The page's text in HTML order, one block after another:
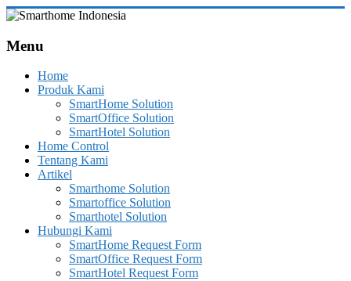
Skip
content
Indonesia
Leading
System
Consultant
Home,
Office
Automation
Menu
Home
Produk Kami
SmartHome Solution
SmartOffice Solution
SmartHotel Solution
Home Control
Tentang Kami
Artikel
Smarthome Solution
Smartoffice Solution
Smarthotel Solution
Hubungi Kami
SmartHome Request Form
SmartOffice Request Form
SmartHotel Request Form